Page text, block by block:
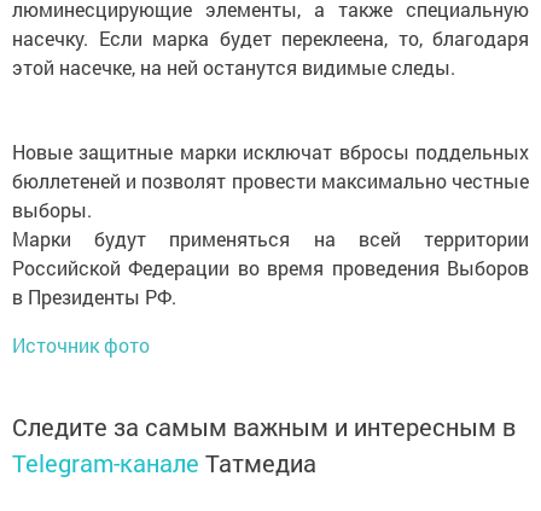
люминесцирующие элементы, а также специальную
насечку. Если марка будет переклеена, то, благодаря
этой насечке, на ней останутся видимые следы.
Новые защитные марки исключат вбросы поддельных
бюллетеней и позволят провести максимально честные
выборы.
Марки будут применяться на всей территории
Российской Федерации во время проведения Выборов
в Президенты РФ.
Источник фото
Следите за самым важным и интересным в
Telegram-канале Татмедиа